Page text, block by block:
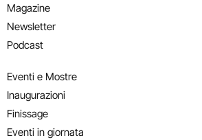
Magazine
Newsletter
Podcast
Eventi e Mostre
Inaugurazioni
Finissage
Eventi in giornata